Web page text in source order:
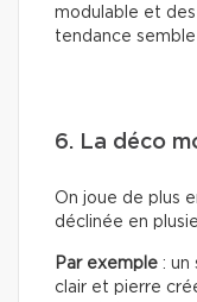
modulable et
tendance
6. La déco
On joue de plus
déclinée en
Par exemple : un
clair et pierre